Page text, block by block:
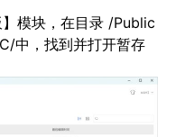
模块，在目录 /Public
中，找到并打开暂存